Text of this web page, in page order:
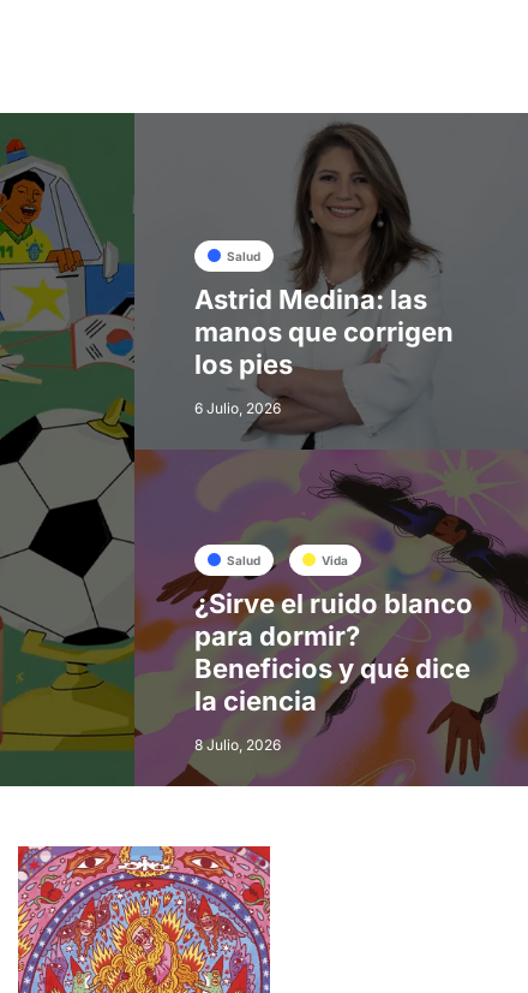
Salud
Astrid Medina: las
manos que corrigen
los pies
6 Julio, 2026
Salud Vida
¿Sirve el ruido blanco
para dormir?
Beneficios y qué dice
la ciencia
8 Julio, 2026